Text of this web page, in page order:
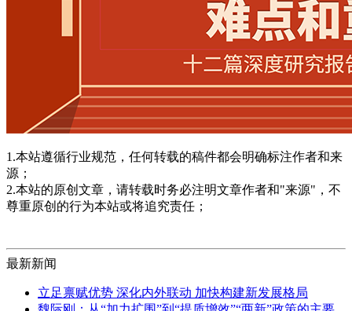
1.本站遵循行业规范，任何转载的稿件都会明确标注作者和来
源；
2.本站的原创文章，请转载时务必注明文章作者和"来源"，不
尊重原创的行为本站或将追究责任；
最新新闻
立足禀赋优势 深化内外联动 加快构建新发展格局